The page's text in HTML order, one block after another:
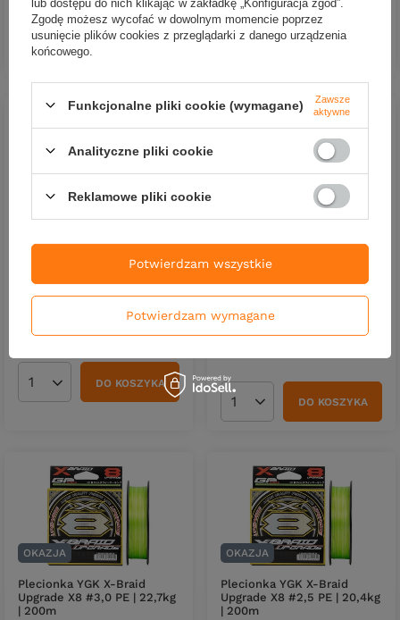
Ilość produktów
Ilość produktów
DO KOSZYKA
Plecionka YGK X-Braid
Ilość produktówDO KOSZYKA
Plecionka YGK X-Braid
Upgrade X8 Pentagram #0,5
PE | 5,5kg | 150m
98,90 zł
Ilość produktówDO KOSZYKA
OKAZJA
Plecionka YGK X-Braid
Upgrade X8 #3,0 PE | 22,7kg
| 200m
OKAZJA
Plecionka YGK X-Braid
Upgrade X8 #2,5 PE | 20,4kg
| 200m
Zgodę możesz wycofać w dowolnym momencie poprzez
usunięcie plików cookies z przeglądarki z danego urządzenia
końcowego.
Funkcjonalne pliki cookie (wymagane)
Zawsze
aktywne
Analityczne pliki cookie
Reklamowe pliki cookie
Potwierdzam wymagane
Potwierdzam wszystkie